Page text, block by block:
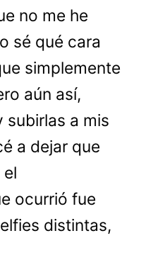
no me he
sé qué cara
simplemente
aún así,
a mis
a dejar que
ocurrió fue
distintas,